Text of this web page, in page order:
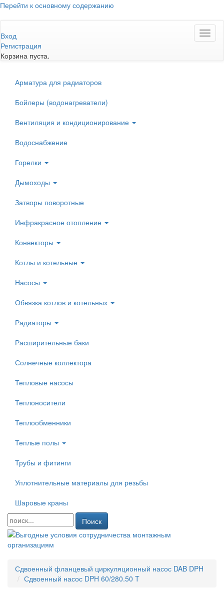
Перейти к основному содержанию
Вход
Регистрация
Корзина пуста.
Арматура для радиаторов
Бойлеры (водонагреватели)
Вентиляция и кондиционирование
Водоснабжение
Горелки
Дымоходы
Затворы поворотные
Инфракрасное отопление
Конвекторы
Котлы и котельные
Насосы
Обвязка котлов и котельных
Радиаторы
Расширительные баки
Солнечные коллектора
Тепловые насосы
Теплоносители
Теплообменники
Теплые полы
Трубы и фитинги
Уплотнительные материалы для резьбы
Шаровые краны
Поиск
Сдвоенный фланцевый циркуляционный насос DAB DPH
Сдвоенный насос DPH 60/280.50 T